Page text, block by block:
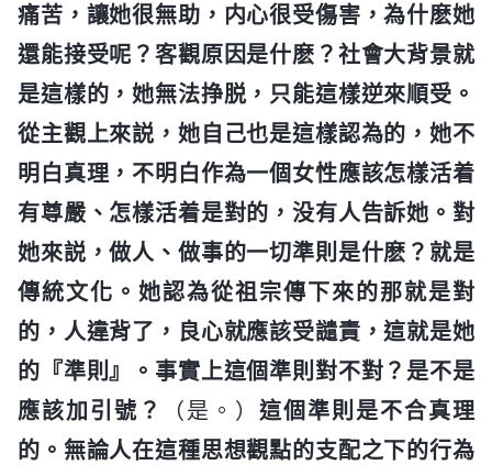
痛苦，讓她很無助，内心很受傷害，為什麽她
還能接受呢？客觀原因是什麽？社會大背景就
是這樣的，她無法挣脱，只能這樣逆來順受。
從主觀上來説，她自己也是這樣認為的，她不
明白真理，不明白作為一個女性應該怎樣活着
有尊嚴、怎樣活着是對的，没有人告訴她。對
她來説，做人、做事的一切準則是什麽？就是
傳統文化。她認為從祖宗傳下來的那就是對
的，人違背了，良心就應該受譴責，這就是她
的『準則』。事實上這個準則對不對？是不是
應該加引號？
（是。） 這個準則是不合真理
的。無論人在這種思想觀點的支配之下的行為